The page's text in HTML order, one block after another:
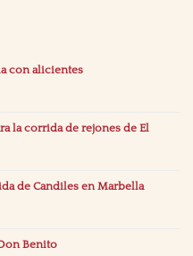
con alicientes
la corrida de rejones de El
de Candiles en Marbella
Benito